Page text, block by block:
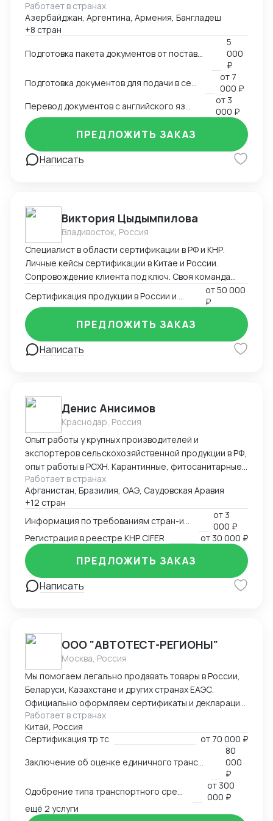
комплектующих к нему.
Работает в странах
Азербайджан, Аргентина, Армения, Бангладеш
+8 стран
Подготовка пакета документов от поставщика на EXW, FCA, CIP
5
000
₽
от 7
000 ₽
от 3
000 ₽
Написать
ПРЕДЛОЖИТЬ ЗАКАЗ
Виктория Цыдымпилова
Владивосток, Россия
Специалист в области сертификации в РФ и КНР.
Личные кейсы сертификации в Китае и России.
Сопровождение клиента под ключ. Своя команда
от50 000
₽
Написать
ПРЕДЛОЖИТЬ ЗАКАЗ
Денис Анисимов
Краснодар, Россия
Опыт работы у крупных производителей и
экспортеров сельскохозяйственной продукции в РФ,
опыт работы в РСХН. Карантинные, фитосанитарные,
ветеринарные и иные сертификаты. Взаимодействие
с лабораториями, госорганами, сюрвейерами,
фумигаторами и т.д. Работа в ГИС Аргус-фито,
Меркурий, Цербер. Аттестация предприятия для
экспорта.
Работает в странах
Афганистан, Бразилия, ОАЭ, Саудовская Аравия
+12 стран
от 3
000 ₽
Регистрация в реестре КНР CIFER
от 30 000 ₽
Написать
ПРЕДЛОЖИТЬ ЗАКАЗ
ООО "АВТОТЕСТ-РЕГИОНЫ"
Москва, Россия
Мы помогаем легально продавать товары в России,
Беларуси, Казахстане и других странах ЕАЭС.
Официально оформляем сертификаты и декларации
соответствия ТР ТС. — обязательные документы для
использования продукции на рыноке. Так же
работаем по ОТТС, ОТШ, СБКТС, ЗОЕТС, ЭПСМ
Основная услуга: Оценка соответствия продукции
требованиям технического регламента
проводим испытания в аккредитованных
лабораториях и выдаем готовый,
Работает в странах
Китай, Россия
Сертификация тр тс
от 70 000 ₽
Заключение об оценке единичного транспортного средства (ЗОЕТС)
80
000
₽
от 300
000 ₽
ещё 2 услуги